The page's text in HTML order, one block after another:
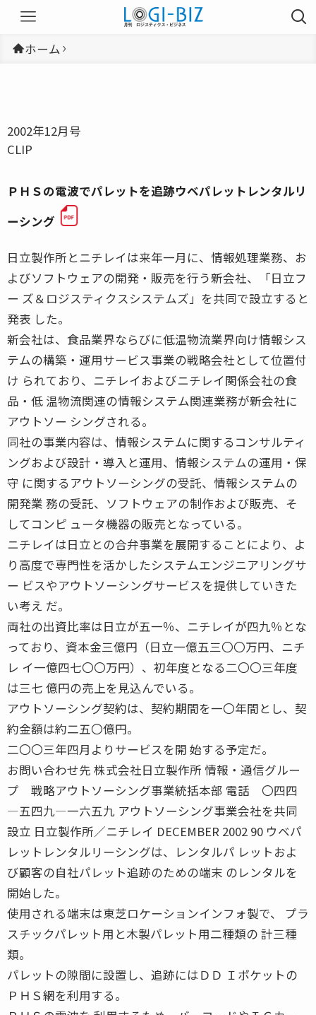
ホーム
2002年12月号
CLIP
ＰＨＳの電波でパレットを追跡ウベパレットレンタルリ
ーシング
日立製作所とニチレイは来年一月に、情報処理業務、お
よびソフトウェアの開発・販売を行う新会社、「日立フ
ー ズ＆ロジスティクスシステムズ」を共同で設立すると
発表 した。
新会社は、食品業界ならびに低温物流業界向け情報シス
テムの構築・運用サービス事業の戦略会社として位置付
け られており、ニチレイおよびニチレイ関係会社の食
品・低 温物流関連の情報システム関連業務が新会社に
アウトソー シングされる。
同社の事業内容は、情報システムに関するコンサルティ
ングおよび設計・導入と運用、情報システムの運用・保
守 に関するアウトソーシングの受託、情報システムの
開発業 務の受託、ソフトウェアの制作および販売、そ
してコンピ ュータ機器の販売となっている。
ニチレイは日立との合弁事業を展開することにより、よ
り高度で専門性を活かしたシステムエンジニアリングサ
ー ビスやアウトソーシングサービスを提供していきた
い考え だ。
両社の出資比率は日立が五一％、ニチレイが四九％とな
っており、資本金三億円（日立一億五三〇〇万円、ニチ
レ イ一億四七〇〇万円）、初年度となる二〇〇三年度
は三七 億円の売上を見込んでいる。
アウトソーシング契約は、契約期間を一〇年間とし、契
約金額は約二五〇億円。
二〇〇三年四月よりサービスを開 始する予定だ。
お問い合わせ先 株式会社日立製作所 情報・通信グルー
プ 戦略アウトソーシング事業統括本部 電話 〇四四
―五四九―一六五九 アウトソーシング事業会社を共同
設立 日立製作所／ニチレイ DECEMBER 2002 90 ウベパ
レットレンタルリーシングは、レンタルパ レットおよ
び顧客の自社パレット追跡のための端末 のレンタルを
開始した。
使用される端末は東芝ロケーションインフォ製で、 プラ
スチックパレット用と木製パレット用二種類の 計三種
類。
パレットの隙間に設置し、追跡にはＤＤ Ｉポケットの
ＰＨＳ網を利用する。